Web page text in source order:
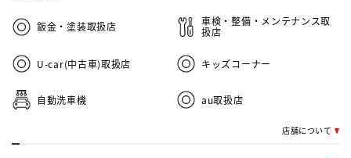
鈑金・塗装取扱店
車検・整備・メンテナンス取
扱店
U-car(中古車)取扱店 キッズコーナー
自動洗車機 au取扱店
店舗について